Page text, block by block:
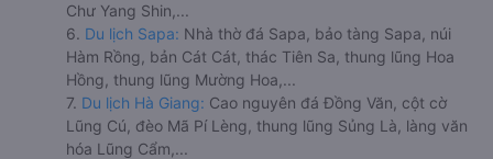
Chư Yang Shin,...
6. Du lịch Sapa: Nhà thờ đá Sapa, bảo tàng Sapa, núi
Hàm Rồng, bản Cát Cát, thác Tiên Sa, thung lũng Hoa
Hồng, thung lũng Mường Hoa,...
7. Du lịch Hà Giang: Cao nguyên đá Đồng Văn, cột cờ
Lũng Cú, đèo Mã Pí Lèng, thung lũng Sủng Là, làng văn
hóa Lũng Cẩm,...